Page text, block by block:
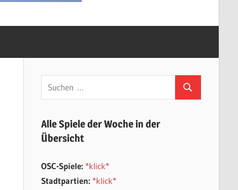
Suchen
nach:
Suchen
Alle Spiele der Woche in der
Übersicht
OSC-Spiele: *klick*
Stadtpartien: *klick*